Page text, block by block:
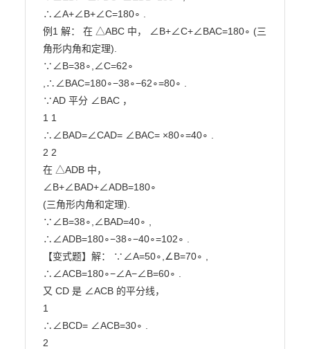
∴∠A+∠B+∠C=180∘ .
例1 解： 在 △ABC 中， ∠B+∠C+∠BAC=180∘ (三
角形内角和定理).
∵∠B=38∘,∠C=62∘
,∴∠BAC=180∘−38∘−62∘=80∘ .
∵AD 平分 ∠BAC ，
1 1
∴∠BAD=∠CAD= ∠BAC= ×80∘=40∘ .
2 2
在 △ADB 中，
∠B+∠BAD+∠ADB=180∘
(三角形内角和定理).
∵∠B=38∘,∠BAD=40∘ ,
∴∠ADB=180∘−38∘−40∘=102∘ .
【变式题】解： ∵∠A=50∘,∠B=70∘ ,
∴∠ACB=180∘−∠A−∠B=60∘ .
又 CD 是 ∠ACB 的平分线，
1
∴∠BCD= ∠ACB=30∘ .
2